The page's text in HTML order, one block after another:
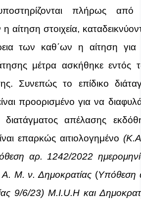
πλήρως από
αίτηση στοιχεία,
των καθ΄ων η αίτηση
μέτρα ασκήθηκε εντός
Συνεπώςτο επίδικο
προορισμένο για να
απέλασης
επαρκώς αιτιολογημένο
αρ. 1242/2022
A. M. ν. Δημοκρατίας (Υπόθεση
9/6/23) M.I.U.H και